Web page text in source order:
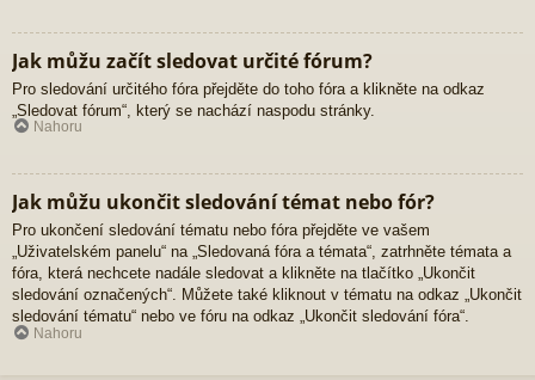
Jak můžu začít sledovat určité fórum?
Pro sledování určitého fóra přejděte do toho fóra a klikněte na odkaz
„Sledovat fórum“, který se nachází naspodu stránky.
Nahoru
Jak můžu ukončit sledování témat nebo fór?
Pro ukončení sledování tématu nebo fóra přejděte ve vašem
„Uživatelském panelu“ na „Sledovaná fóra a témata“, zatrhněte témata a
fóra, která nechcete nadále sledovat a klikněte na tlačítko „Ukončit
sledování označených“. Můžete také kliknout v tématu na odkaz „Ukončit
sledování tématu“ nebo ve fóru na odkaz „Ukončit sledování fóra“.
Nahoru